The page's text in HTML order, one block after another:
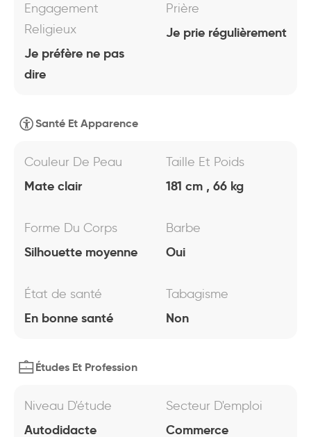
Engagement
Religieux
Je préfère ne pas
dire
Prière
Je prie régulièrement
Santé Et Apparence
Couleur De Peau
Mate clair
Taille Et Poids
181 cm , 66 kg
Forme Du Corps
Silhouette moyenne
Barbe
Oui
État de santé
En bonne santé
Tabagisme
Non
Études Et Profession
Niveau D'étude
Autodidacte
Secteur D'emploi
Commerce